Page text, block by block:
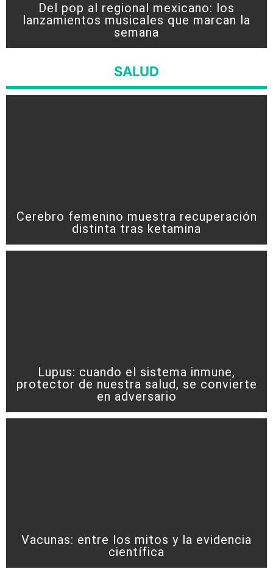
Del pop al regional mexicano: los
lanzamientos musicales que marcan la
semana
SALUD
Cerebro femenino muestra recuperación
distinta tras ketamina
Lupus: cuando el sistema inmune,
protector de nuestra salud, se convierte
en adversario
Vacunas: entre los mitos y la evidencia
científica